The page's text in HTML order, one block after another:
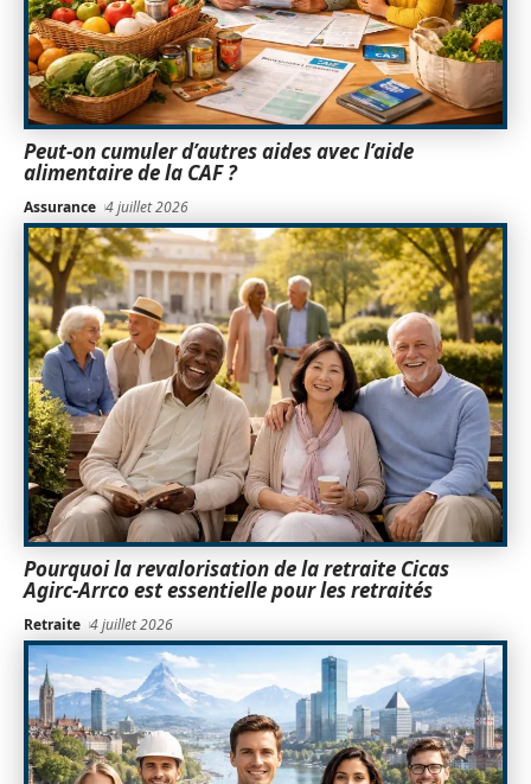
Peut-on cumuler d’autres aides avec l’aide
alimentaire de la CAF ?
Assurance 4 juillet 2026
Pourquoi la revalorisation de la retraite Cicas
Agirc-Arrco est essentielle pour les retraités
Retraite 4 juillet 2026